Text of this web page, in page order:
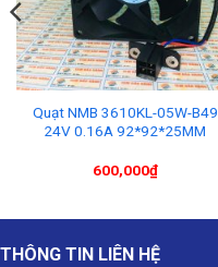
Quạt NMB 3610KL-05W-B49
24V 0.16A 92*92*25MM
600,000₫
THÔNG TIN LIÊN HỆ